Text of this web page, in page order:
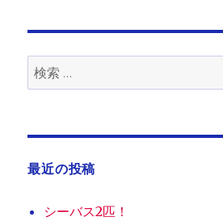
ン
検
索:
最近の投稿
シーバス2匹！